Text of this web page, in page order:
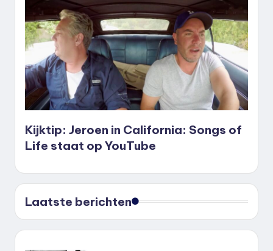
Kijktip: Jeroen in California: Songs of
Life staat op YouTube
Laatste berichten